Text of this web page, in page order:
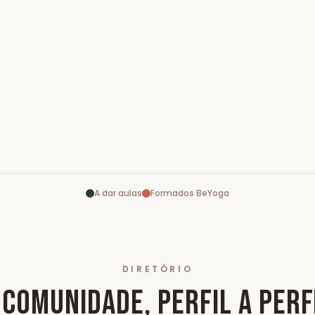
A dar aulas Formados BeYoga
DIRETÓRIO
PERFIL A